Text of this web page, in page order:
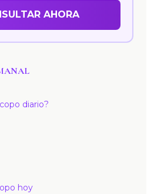
AHORA
diario?
hoy